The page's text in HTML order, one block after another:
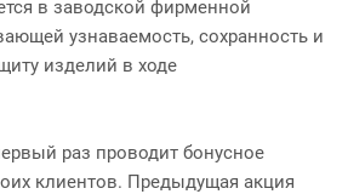
в заводской фирменной
узнаваемость, сохранность и
изделий в ходе
раз проводит бонусное
клиентов. Предыдущая акция